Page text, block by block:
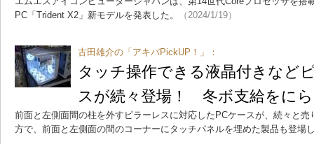
PC「Trident X2」新モデルを発表した。
（2024/1/19）
古田雄介の「アキバPickUP！」：
タッチ操作できる液晶付きなど
スが続々登場！ 冬ボ支給をに
前面と左側面間の柱を外すピラーレスに対応したPCケースが、続々と
方で、前面と左側面の間のコーナーにタッチパネルを埋めた製品も登場